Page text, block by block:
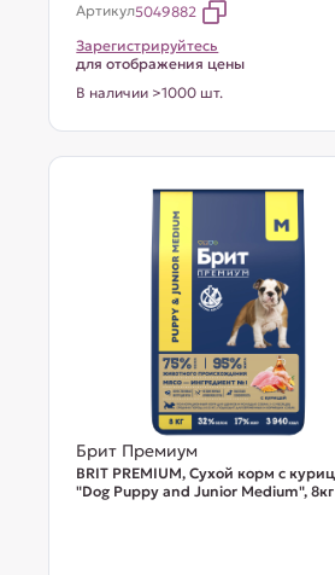
Артикул5049882
Зарегистрируйтесь
для отображения цены
В наличии >1000 шт.
Брит Премиум
BRIT PREMIUM, Сухой корм с
"Dog Puppy and Junior Medium", 8кг